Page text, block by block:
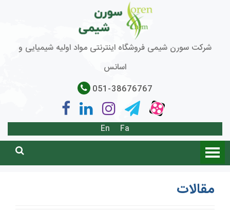
شرکت سورن شیمی فروشگاه اینترنتی مواد اولیه شیمیایی و
اسانس
051-38676767
Fa
En
مقالات